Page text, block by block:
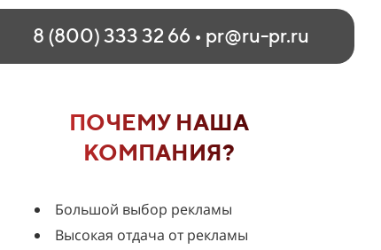
8 (800) 333 32 66 • pr@ru-pr.ru
ПОЧЕМУ НАША
КОМПАНИЯ?
Большой выбор рекламы
Высокая отдача от рекламы